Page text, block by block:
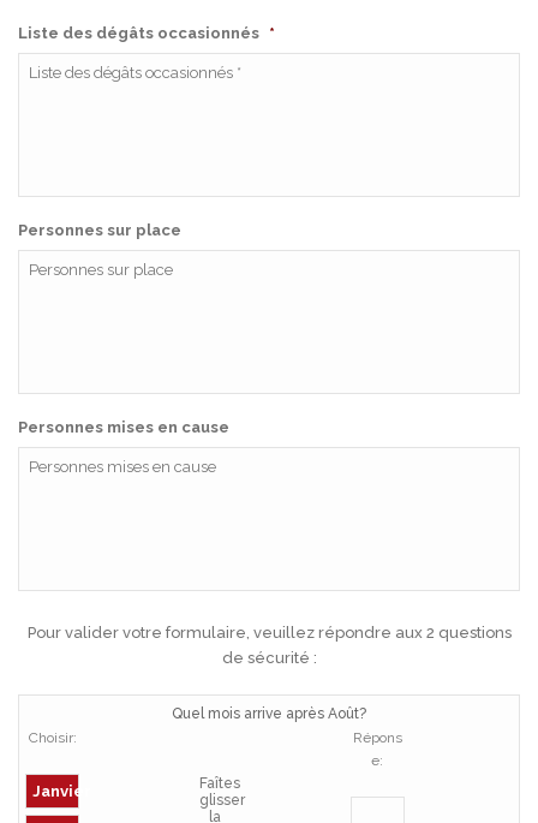
Liste des dégâts occasionnés *
Personnes sur place
Personnes mises en cause
Pour valider votre formulaire, veuillez répondre aux 2 questions
de sécurité :
Quel mois arrive après Août?
Répons
e:
Faîtes
glisser
la
Choisir:
Janvier